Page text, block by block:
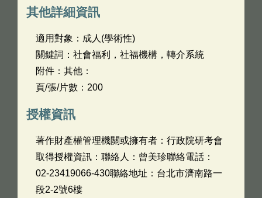
其他詳細資訊
適用對象：成人(學術性)
關鍵詞：社會福利，社福機構，轉介系統
附件：其他：
頁/張/片數：200
授權資訊
著作財產權管理機關或擁有者：行政院研考會
取得授權資訊：聯絡人：曾美珍聯絡電話：
02-23419066-430聯絡地址：台北市濟南路一
段2-2號6樓